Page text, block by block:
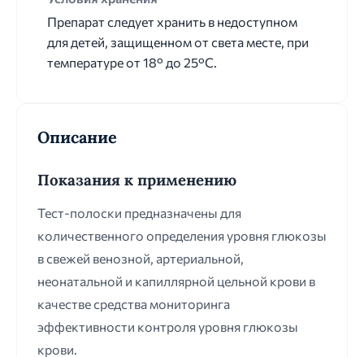
Препарат следует хранить в недоступном
для детей, защищенном от света месте, при
температуре от 18° до 25°C.
Описание
Показания к применению
Тест-полоски предназначены для
количественного определения уровня глюкозы
в свежей венозной, артериальной,
неонатальной и капиллярной цельной крови в
качестве средства мониторинга
эффективности контроля уровня глюкозы
крови.